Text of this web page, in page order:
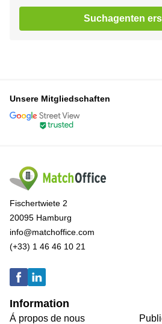
Suchagenten
Unsere Mitgliedschaften
Fischertwiete 2
20095 Hamburg
info@matchoffice.com
(+33) 1 46 46 10 21
Information
Á propos de nous